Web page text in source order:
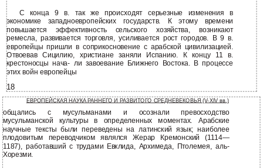
С конца 9 в. так же происходят серьезные изменения в
экономике западноевропейских государств. К этому времени
повышается эффективность сельского хозяйства, возникают
ремесла, развивается торговля, усиливается рост городов. В 9 в.
европейцы пришли в соприкосновение с арабской цивилизацией.
Отвоевав Сицилию, христиане заняли Испанию. К концу 11 в.
крестоносцы нача- ли завоевание Ближнего Востока. В процессе
этих войн европейцы
18
ЕВРОПЕЙСКАЯ НАУКА РАННЕГО И РАЗВИТОГО СРЕДНЕВЕКОВЬЯ (V-XIV вв.)
общались с мусульманами и осознали превосходство
мусульманской культуры в определенных моментах. Арабские
научные тексты были переведены на латинский язык; наиболее
плодовитым переводчиком являлся Жерар Кремонский (1114—
1187), работавший с трудами Евклида, Архимеда, Птолемея, аль-
Хорезми.